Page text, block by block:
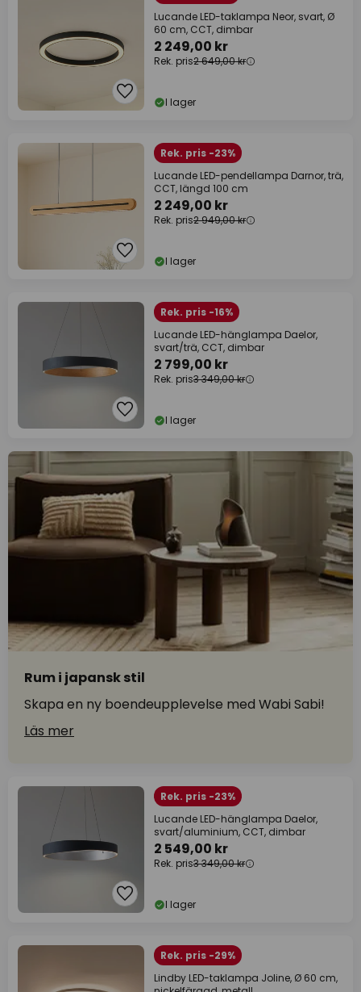
Lucande LED-taklampa Neor, svart, Ø
60 cm, CCT, dimbar
2 249,00 kr
Rek. pris2 649,00 kr
I lager
Rek. pris -23%
Lucande LED-pendellampa Darnor, trä,
CCT, längd 100 cm
2 249,00 kr
Rek. pris2 949,00 kr
I lager
Rek. pris -16%
Lucande LED-hänglampa Daelor,
svart/trä, CCT, dimbar
2 799,00 kr
Rek. pris3 349,00 kr
I lager
Rum i japansk stil
Skapa en ny boendeupplevelse med Wabi Sabi!
Läs mer
Rek. pris -23%
Lucande LED-hänglampa Daelor,
svart/aluminium, CCT, dimbar
2 549,00 kr
Rek. pris3 349,00 kr
I lager
Rek. pris -29%
Lindby LED-taklampa Joline, Ø 60 cm,